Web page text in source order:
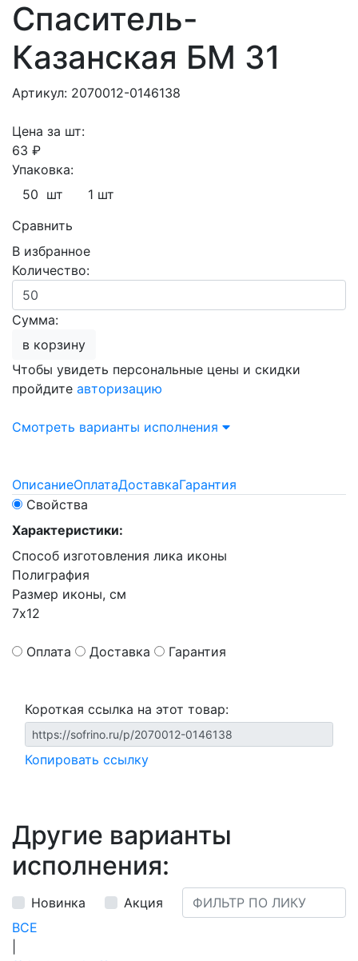
Спаситель-
Казанская БМ 31
Артикул: 2070012-0146138
Цена за шт:
63 ₽
Упаковка:
50 шт
1 шт
Сравнить
В избранное
Количество:
Сумма:
в корзину
Чтобы увидеть персональные цены и скидки
пройдите авторизацию
Смотреть варианты исполнения
ОписаниеОплатаДоставкаГарантия
Свойства
Характеристики:
Способ изготовления лика иконы
Полиграфия
Размер иконы, см
7х12
Оплата Доставка Гарантия
Короткая ссылка на этот товар:
Копировать ссылку
Другие варианты
исполнения:
Новинка
Акция
ВСЕ